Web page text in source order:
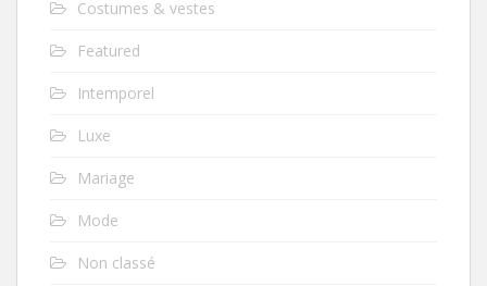
Costumes & vestes
Featured
Intemporel
Luxe
Mariage
Mode
Non classé